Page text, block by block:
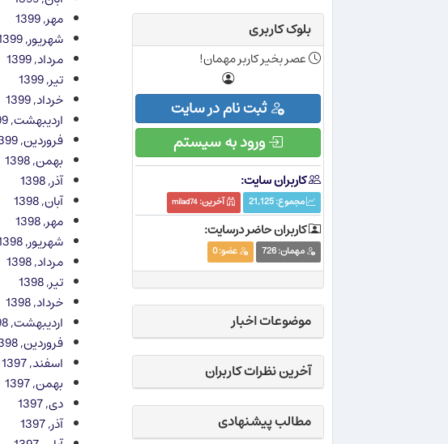
مهر, 1399
شهریور, 1399
مرداد, 1399
تیر, 1399
خرداد, 1399
اردیبهشت, 1399
فروردین, 1399
بهمن, 1398
آذر, 1398
آبان, 1398
مهر, 1398
شهریور, 1398
مرداد, 1398
تیر, 1398
خرداد, 1398
اردیبهشت, 1398
فروردین, 1398
اسفند, 1397
بهمن, 1397
دی, 1397
آذر, 1397
بلوک کاربری
عصر بخیر کاربر مهمان!
ثبت نام در سایت
ورود به سیستم
کاربران سایت:
مجموع:21,125 آخرین:milad74
کاربران حاضر درسایت:
مهمان:726 عضو:0
موضوعات اخبار
آخرین نظرات کاربران
مطالب پیشنهادی